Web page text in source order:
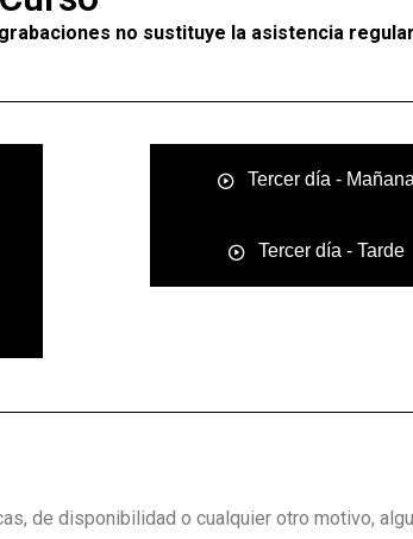
no sustituye la asistencia
Tercer día - Mañana
Tercer día - Tarde
de disponibilidad o cualquier otro motivo,